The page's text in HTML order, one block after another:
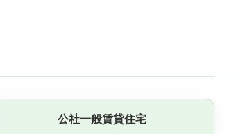
公社一般賃貸住宅